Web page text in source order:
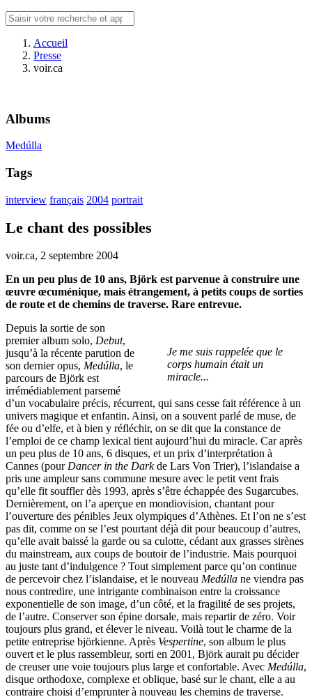
Accueil
Presse
voir.ca
Albums
Medúlla
Tags
interview français 2004 portrait
Le chant des possibles
voir.ca, 2 septembre 2004
En un peu plus de 10 ans, Björk est parvenue à construire une
œuvre œcuménique, mais étrangement, à petits coups de sorties
de route et de chemins de traverse. Rare entrevue.
Je me suis rappelée que le
corps humain était un
miracle...
Depuis la sortie de son
premier album solo, Debut,
jusqu’à la récente parution de
son dernier opus, Medúlla, le
parcours de Björk est
irrémédiablement parsemé
d’un vocabulaire précis, récurrent, qui sans cesse fait référence à un
univers magique et enfantin. Ainsi, on a souvent parlé de muse, de
fée ou d’elfe, et à bien y réfléchir, on se dit que la constance de
l’emploi de ce champ lexical tient aujourd’hui du miracle. Car après
un peu plus de 10 ans, 6 disques, et un prix d’interprétation à
Cannes (pour Dancer in the Darkde Lars Von Trier), l’islandaise a
pris une ampleur sans commune mesure avec le petit vent frais
qu’elle fit souffler dès 1993, après s’être échappée des Sugarcubes.
Dernièrement, on l’a aperçue en mondiovision, chantant pour
l’ouverture des pénibles Jeux olympiques d’Athènes. Et l’on ne s’est
pas dit, comme on se l’est pourtant déjà dit pour beaucoup d’autres,
qu’elle avait baissé la garde ou sa culotte, cédant aux grasses sirènes
du mainstream, aux coups de boutoir de l’industrie. Mais pourquoi
au juste tant d’indulgence ? Tout simplement parce qu’on continue
de percevoir chez l’islandaise, et le nouveau Medúlla ne viendra pas
nous contredire, une intrigante combinaison entre la croissance
exponentielle de son image, d’un côté, et la fragilité de ses projets,
de l’autre. Conserver son épine dorsale, mais repartir de zéro. Voir
toujours plus grand, et élever le niveau. Voilà tout le charme de la
petite entreprise björkienne. Après Vespertine, son album le plus
ouvert et le plus rassembleur, sorti en 2001, Björk aurait pu décider
de creuser une voie toujours plus large et confortable. Avec Medúlla,
disque orthodoxe, complexe et oblique, basé sur le chant, elle a au
contraire choisi d’emprunter à nouveau les chemins de traverse.